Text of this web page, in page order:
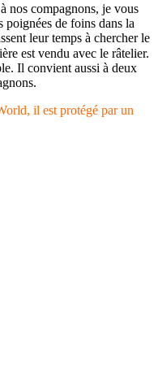
nos compagnons, je vous
poignées de foins dans la
leur temps à chercher le
est vendu avec le râtelier.
Il convient aussi à deux
il est protégé par un